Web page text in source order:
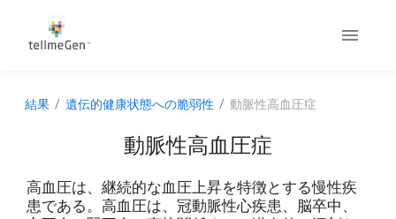
結果 遺伝的健康状態への脆弱性 動脈性高血圧症
動脈性高血圧症
高血圧は、継続的な血圧上昇を特徴とする慢性疾
患である。高血圧は、冠動脈性心疾患、脳卒中、